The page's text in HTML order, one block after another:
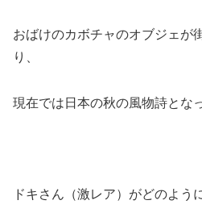
おばけのカボチャのオブジェが
り、
現在では日本の秋の風物詩とな
ドキさん（激レア）がどのよう